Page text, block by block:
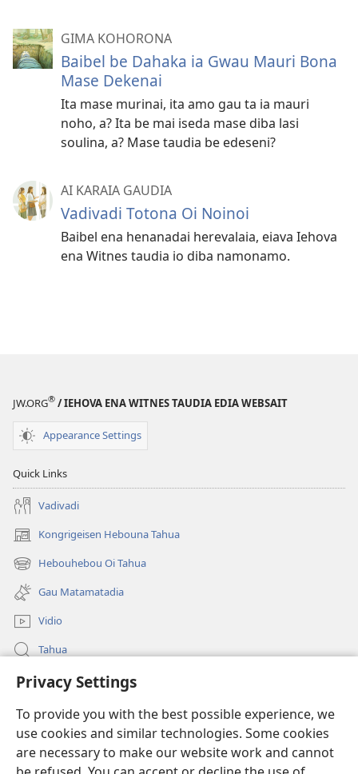
Privacy Settings
To provide you with the best possible experience, we
use cookies and similar technologies. Some cookies
are necessary to make our website work and cannot
GIMA KOHORONA
Baibel be Dahaka ia Gwau Mauri Bona
Mase Dekenai
Ita mase murinai, ita amo gau ta ia mauri
noho, a? Ita be mai iseda mase diba lasi
soulina, a? Mase taudia be edeseni?
AI KARAIA GAUDIA
Vadivadi Totona Oi Noinoi
Baibel ena henanadai herevalaia, eiava Iehova
ena Witnes taudia io diba namonamo.
JW.ORG® / IEHOVA ENA WITNES TAUDIA EDIA WEBSAIT
Appearance Settings
Quick Links
Vadivadi
Kongrigeisen Hebouna Tahua
(uindo
matamata
do
ia
kehoa)
Hebouhebou Oi Tahua
(uindo
matamata
do
ia
kehoa)
Gau Matamatadia
Vidio
Tahua
Heduru
Doneisen
(uindo
matamata
do
ia
Gima Kohorona INTANET LAIBRI™
(uindo